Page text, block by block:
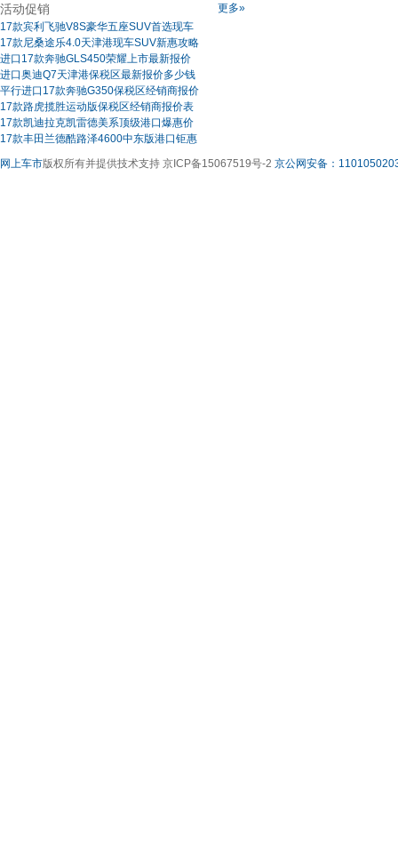
更多»
活动促销
17款宾利飞驰V8S豪华五座SUV首选现车
17款尼桑途乐4.0天津港现车SUV新惠攻略
进口17款奔驰GLS450荣耀上市最新报价
进口奥迪Q7天津港保税区最新报价多少钱
平行进口17款奔驰G350保税区经销商报价
17款路虎揽胜运动版保税区经销商报价表
17款凯迪拉克凯雷德美系顶级港口爆惠价
17款丰田兰德酷路泽4600中东版港口钜惠
网上车市版权所有并提供技术支持 京ICP备15067519号-2 京公网安备：